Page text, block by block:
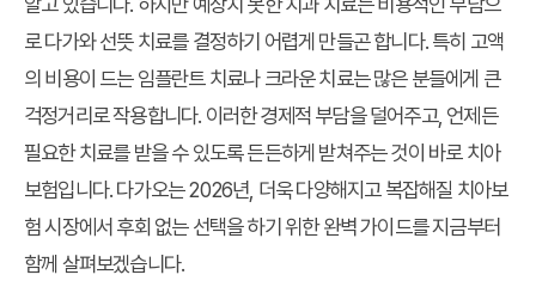
로 다가와 선뜻 치료를 결정하기 어렵게 만들곤 합니다. 특히 고액
의 비용이 드는 임플란트 치료나 크라운 치료는 많은 분들에게 큰
걱정거리로 작용합니다. 이러한 경제적 부담을 덜어주고, 언제든
필요한 치료를 받을 수 있도록 든든하게 받쳐주는 것이 바로 치아
보험입니다. 다가오는 2026년, 더욱 다양해지고 복잡해질 치아보
험 시장에서 후회 없는 선택을 하기 위한 완벽 가이드를 지금부터
함께 살펴보겠습니다.